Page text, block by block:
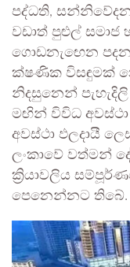
පද්ධති,
වඩාත් පුළුල්
ගොඩනැඟෙන
ක්ෂණික විසඳුමක්
නිදසුනෙන්
මඟින් විවිධ
අවස්ථා ඵලදායී
ලංකාවේ වත්මන්
ක්‍රියාවලිය
පෙනෙන්නට තිබේ.